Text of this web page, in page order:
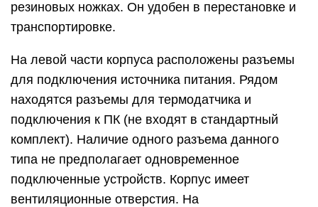
резиновых ножках. Он удобен в перестановке и
транспортировке.
На левой части корпуса расположены разъемы
для подключения источника питания. Рядом
находятся разъемы для термодатчика и
подключения к ПК (не входят в стандартный
комплект). Наличие одного разъема данного
типа не предполагает одновременное
подключенные устройств. Корпус имеет
вентиляционные отверстия. На